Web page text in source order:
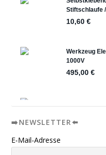
➡️NEWSLETTER⬅️
E-Mail-Adresse